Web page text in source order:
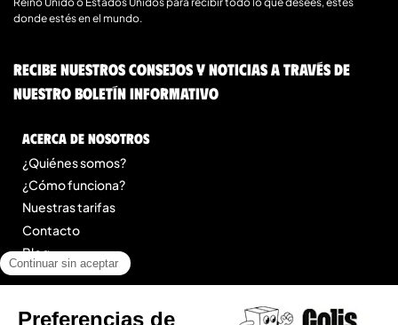
donde estés en el mundo.
Recibe nuestros consejos y noticias a través de
nuestro boletín informativo
Acerca de nosotros
¿Quiénes somos?
¿Cómo funciona?
Nuestras tarifas
Contacto
Blog
Menciones legales